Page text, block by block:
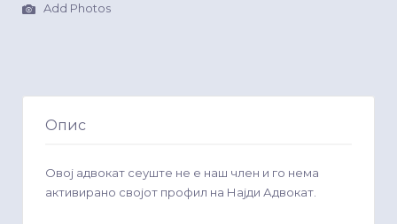
Add Photos
Опис
Овој адвокат сеуште не е наш член и го нема
активирано својот профил на Најди Адвокат.